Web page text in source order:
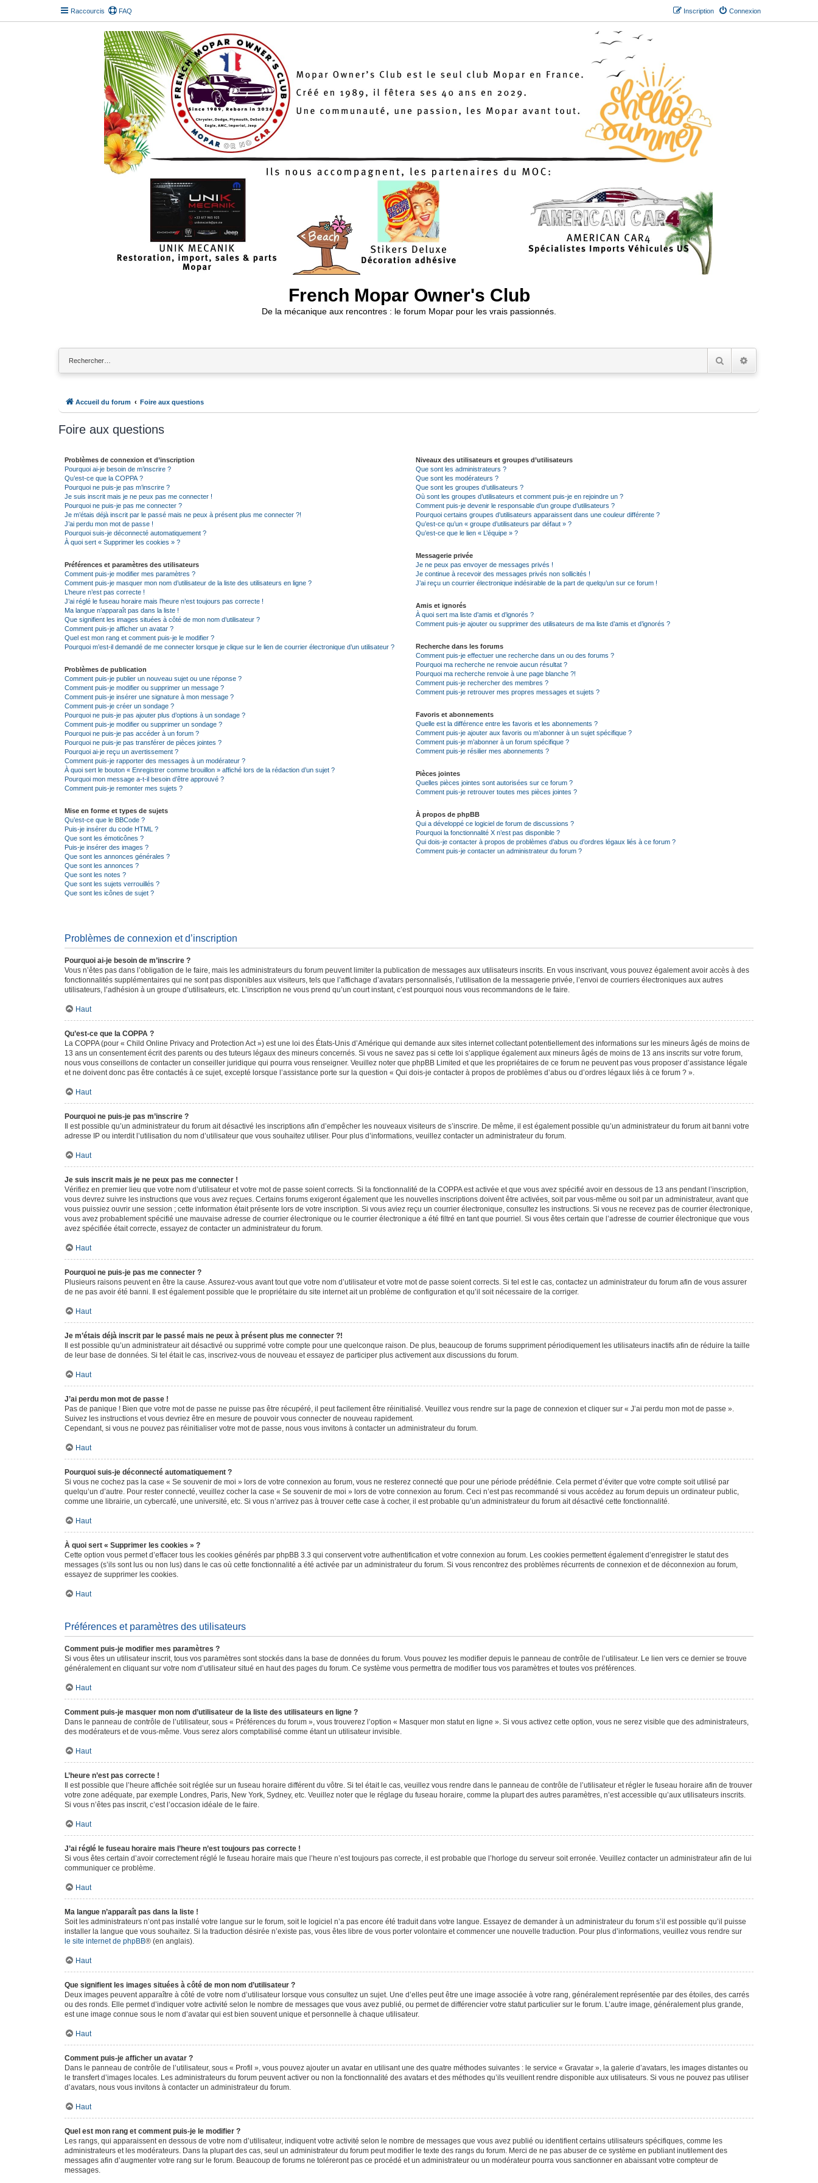
Raccourcis FAQ Connexion
Inscription
French Mopar Owner's Club
De la mécanique aux rencontres : le forum Mopar pour les vrais passionnés.
RechercherRecherche avancée
Accueil du forum Foire aux questions
Foire aux questions
Problèmes de connexion et d’inscription
Pourquoi ai-je besoin de m’inscrire ?
Qu’est-ce que la COPPA ?
Pourquoi ne puis-je pas m’inscrire ?
Je suis inscrit mais je ne peux pas me connecter !
Pourquoi ne puis-je pas me connecter ?
Je m’étais déjà inscrit par le passé mais ne peux à présent plus me connecter ?!
J’ai perdu mon mot de passe !
Pourquoi suis-je déconnecté automatiquement ?
À quoi sert « Supprimer les cookies » ?
Préférences et paramètres des utilisateurs
Comment puis-je modifier mes paramètres ?
Comment puis-je masquer mon nom d’utilisateur de la liste des utilisateurs en ligne ?
L’heure n’est pas correcte !
J’ai réglé le fuseau horaire mais l’heure n’est toujours pas correcte !
Ma langue n’apparaît pas dans la liste !
Que signifient les images situées à côté de mon nom d’utilisateur ?
Comment puis-je afficher un avatar ?
Quel est mon rang et comment puis-je le modifier ?
Pourquoi m’est-il demandé de me connecter lorsque je clique sur le lien de courrier électronique d’un utilisateur ?
Problèmes de publication
Comment puis-je publier un nouveau sujet ou une réponse ?
Comment puis-je modifier ou supprimer un message ?
Comment puis-je insérer une signature à mon message ?
Comment puis-je créer un sondage ?
Pourquoi ne puis-je pas ajouter plus d’options à un sondage ?
Comment puis-je modifier ou supprimer un sondage ?
Pourquoi ne puis-je pas accéder à un forum ?
Pourquoi ne puis-je pas transférer de pièces jointes ?
Pourquoi ai-je reçu un avertissement ?
Comment puis-je rapporter des messages à un modérateur ?
À quoi sert le bouton « Enregistrer comme brouillon » affiché lors de la rédaction d’un sujet ?
Pourquoi mon message a-t-il besoin d’être approuvé ?
Comment puis-je remonter mes sujets ?
Mise en forme et types de sujets
Qu’est-ce que le BBCode ?
Puis-je insérer du code HTML ?
Que sont les émoticônes ?
Puis-je insérer des images ?
Que sont les annonces générales ?
Que sont les annonces ?
Que sont les notes ?
Que sont les sujets verrouillés ?
Que sont les icônes de sujet ?
Niveaux des utilisateurs et groupes d’utilisateurs
Que sont les administrateurs ?
Que sont les modérateurs ?
Que sont les groupes d’utilisateurs ?
Où sont les groupes d’utilisateurs et comment puis-je en rejoindre un ?
Comment puis-je devenir le responsable d’un groupe d’utilisateurs ?
Pourquoi certains groupes d’utilisateurs apparaissent dans une couleur différente ?
Qu’est-ce qu’un « groupe d’utilisateurs par défaut » ?
Qu’est-ce que le lien « L’équipe » ?
Messagerie privée
Je ne peux pas envoyer de messages privés !
Je continue à recevoir des messages privés non sollicités !
J’ai reçu un courrier électronique indésirable de la part de quelqu’un sur ce forum !
Amis et ignorés
À quoi sert ma liste d’amis et d’ignorés ?
Comment puis-je ajouter ou supprimer des utilisateurs de ma liste d’amis et d’ignorés ?
Recherche dans les forums
Comment puis-je effectuer une recherche dans un ou des forums ?
Pourquoi ma recherche ne renvoie aucun résultat ?
Pourquoi ma recherche renvoie à une page blanche ?!
Comment puis-je rechercher des membres ?
Comment puis-je retrouver mes propres messages et sujets ?
Favoris et abonnements
Quelle est la différence entre les favoris et les abonnements ?
Comment puis-je ajouter aux favoris ou m’abonner à un sujet spécifique ?
Comment puis-je m’abonner à un forum spécifique ?
Comment puis-je résilier mes abonnements ?
Pièces jointes
Quelles pièces jointes sont autorisées sur ce forum ?
Comment puis-je retrouver toutes mes pièces jointes ?
À propos de phpBB
Qui a développé ce logiciel de forum de discussions ?
Pourquoi la fonctionnalité X n’est pas disponible ?
Qui dois-je contacter à propos de problèmes d’abus ou d’ordres légaux liés à ce forum ?
Comment puis-je contacter un administrateur du forum ?
Problèmes de connexion et d’inscription
Pourquoi ai-je besoin de m’inscrire ?
Vous n’êtes pas dans l’obligation de le faire, mais les administrateurs du forum peuvent limiter la publication de messages aux utilisateurs inscrits. En vous inscrivant, vous pouvez également avoir accès à des
fonctionnalités supplémentaires qui ne sont pas disponibles aux visiteurs, tels que l’affichage d’avatars personnalisés, l’utilisation de la messagerie privée, l’envoi de courriers électroniques aux autres
utilisateurs, l’adhésion à un groupe d’utilisateurs, etc. L’inscription ne vous prend qu’un court instant, c’est pourquoi nous vous recommandons de le faire.
Haut
Qu’est-ce que la COPPA ?
La COPPA (pour « Child Online Privacy and Protection Act ») est une loi des États-Unis d’Amérique qui demande aux sites internet collectant potentiellement des informations sur les mineurs âgés de moins de
13 ans un consentement écrit des parents ou des tuteurs légaux des mineurs concernés. Si vous ne savez pas si cette loi s’applique également aux mineurs âgés de moins de 13 ans inscrits sur votre forum,
nous vous conseillons de contacter un conseiller juridique qui pourra vous renseigner. Veuillez noter que phpBB Limited et que les propriétaires de ce forum ne peuvent pas vous proposer d’assistance légale
et ne doivent donc pas être contactés à ce sujet, excepté lorsque l’assistance porte sur la question « Qui dois-je contacter à propos de problèmes d’abus ou d’ordres légaux liés à ce forum ? ».
Haut
Pourquoi ne puis-je pas m’inscrire ?
Il est possible qu’un administrateur du forum ait désactivé les inscriptions afin d’empêcher les nouveaux visiteurs de s’inscrire. De même, il est également possible qu’un administrateur du forum ait banni votre
adresse IP ou interdit l’utilisation du nom d’utilisateur que vous souhaitez utiliser. Pour plus d’informations, veuillez contacter un administrateur du forum.
Haut
Je suis inscrit mais je ne peux pas me connecter !
Vérifiez en premier lieu que votre nom d’utilisateur et votre mot de passe soient corrects. Si la fonctionnalité de la COPPA est activée et que vous avez spécifié avoir en dessous de 13 ans pendant l’inscription,
vous devrez suivre les instructions que vous avez reçues. Certains forums exigeront également que les nouvelles inscriptions doivent être activées, soit par vous-même ou soit par un administrateur, avant que
vous puissiez ouvrir une session ; cette information était présente lors de votre inscription. Si vous aviez reçu un courrier électronique, consultez les instructions. Si vous ne recevez pas de courrier électronique,
vous avez probablement spécifié une mauvaise adresse de courrier électronique ou le courrier électronique a été filtré en tant que pourriel. Si vous êtes certain que l’adresse de courrier électronique que vous
avez spécifiée était correcte, essayez de contacter un administrateur du forum.
Haut
Pourquoi ne puis-je pas me connecter ?
Plusieurs raisons peuvent en être la cause. Assurez-vous avant tout que votre nom d’utilisateur et votre mot de passe soient corrects. Si tel est le cas, contactez un administrateur du forum afin de vous assurer
de ne pas avoir été banni. Il est également possible que le propriétaire du site internet ait un problème de configuration et qu’il soit nécessaire de la corriger.
Haut
Je m’étais déjà inscrit par le passé mais ne peux à présent plus me connecter ?!
Il est possible qu’un administrateur ait désactivé ou supprimé votre compte pour une quelconque raison. De plus, beaucoup de forums suppriment périodiquement les utilisateurs inactifs afin de réduire la taille
de leur base de données. Si tel était le cas, inscrivez-vous de nouveau et essayez de participer plus activement aux discussions du forum.
Haut
J’ai perdu mon mot de passe !
Pas de panique ! Bien que votre mot de passe ne puisse pas être récupéré, il peut facilement être réinitialisé. Veuillez vous rendre sur la page de connexion et cliquer sur « J’ai perdu mon mot de passe ».
Suivez les instructions et vous devriez être en mesure de pouvoir vous connecter de nouveau rapidement.
Cependant, si vous ne pouvez pas réinitialiser votre mot de passe, nous vous invitons à contacter un administrateur du forum.
Haut
Pourquoi suis-je déconnecté automatiquement ?
Si vous ne cochez pas la case « Se souvenir de moi » lors de votre connexion au forum, vous ne resterez connecté que pour une période prédéfinie. Cela permet d’éviter que votre compte soit utilisé par
quelqu’un d’autre. Pour rester connecté, veuillez cocher la case « Se souvenir de moi » lors de votre connexion au forum. Ceci n’est pas recommandé si vous accédez au forum depuis un ordinateur public,
comme une librairie, un cybercafé, une université, etc. Si vous n’arrivez pas à trouver cette case à cocher, il est probable qu’un administrateur du forum ait désactivé cette fonctionnalité.
Haut
À quoi sert « Supprimer les cookies » ?
Cette option vous permet d’effacer tous les cookies générés par phpBB 3.3 qui conservent votre authentification et votre connexion au forum. Les cookies permettent également d’enregistrer le statut des
messages (s’ils sont lus ou non lus) dans le cas où cette fonctionnalité a été activée par un administrateur du forum. Si vous rencontrez des problèmes récurrents de connexion et de déconnexion au forum,
essayez de supprimer les cookies.
Haut
Préférences et paramètres des utilisateurs
Comment puis-je modifier mes paramètres ?
Si vous êtes un utilisateur inscrit, tous vos paramètres sont stockés dans la base de données du forum. Vous pouvez les modifier depuis le panneau de contrôle de l’utilisateur. Le lien vers ce dernier se trouve
généralement en cliquant sur votre nom d’utilisateur situé en haut des pages du forum. Ce système vous permettra de modifier tous vos paramètres et toutes vos préférences.
Haut
Comment puis-je masquer mon nom d’utilisateur de la liste des utilisateurs en ligne ?
Dans le panneau de contrôle de l’utilisateur, sous « Préférences du forum », vous trouverez l’option « Masquer mon statut en ligne ». Si vous activez cette option, vous ne serez visible que des administrateurs,
des modérateurs et de vous-même. Vous serez alors comptabilisé comme étant un utilisateur invisible.
Haut
L’heure n’est pas correcte !
Il est possible que l’heure affichée soit réglée sur un fuseau horaire différent du vôtre. Si tel était le cas, veuillez vous rendre dans le panneau de contrôle de l’utilisateur et régler le fuseau horaire afin de trouver
votre zone adéquate, par exemple Londres, Paris, New York, Sydney, etc. Veuillez noter que le réglage du fuseau horaire, comme la plupart des autres paramètres, n’est accessible qu’aux utilisateurs inscrits.
Si vous n’êtes pas inscrit, c’est l’occasion idéale de le faire.
Haut
J’ai réglé le fuseau horaire mais l’heure n’est toujours pas correcte !
Si vous êtes certain d’avoir correctement réglé le fuseau horaire mais que l’heure n’est toujours pas correcte, il est probable que l’horloge du serveur soit erronée. Veuillez contacter un administrateur afin de lui
communiquer ce problème.
Haut
Ma langue n’apparaît pas dans la liste !
Soit les administrateurs n’ont pas installé votre langue sur le forum, soit le logiciel n’a pas encore été traduit dans votre langue. Essayez de demander à un administrateur du forum s’il est possible qu’il puisse
installer la langue que vous souhaitez. Si la traduction désirée n’existe pas, vous êtes libre de vous porter volontaire et commencer une nouvelle traduction. Pour plus d’informations, veuillez vous rendre sur
le site internet de phpBB® (en anglais).
Haut
Que signifient les images situées à côté de mon nom d’utilisateur ?
Deux images peuvent apparaître à côté de votre nom d’utilisateur lorsque vous consultez un sujet. Une d’elles peut être une image associée à votre rang, généralement représentée par des étoiles, des carrés
ou des ronds. Elle permet d’indiquer votre activité selon le nombre de messages que vous avez publié, ou permet de différencier votre statut particulier sur le forum. L’autre image, généralement plus grande,
est une image connue sous le nom d’avatar qui est bien souvent unique et personnelle à chaque utilisateur.
Haut
Comment puis-je afficher un avatar ?
Dans le panneau de contrôle de l’utilisateur, sous « Profil », vous pouvez ajouter un avatar en utilisant une des quatre méthodes suivantes : le service « Gravatar », la galerie d’avatars, les images distantes ou
le transfert d’images locales. Les administrateurs du forum peuvent activer ou non la fonctionnalité des avatars et des méthodes qu’ils veuillent rendre disponible aux utilisateurs. Si vous ne pouvez pas utiliser
d’avatars, nous vous invitons à contacter un administrateur du forum.
Haut
Quel est mon rang et comment puis-je le modifier ?
Les rangs, qui apparaissent en dessous de votre nom d’utilisateur, indiquent votre activité selon le nombre de messages que vous avez publié ou identifient certains utilisateurs spécifiques, comme les
administrateurs et les modérateurs. Dans la plupart des cas, seul un administrateur du forum peut modifier le texte des rangs du forum. Merci de ne pas abuser de ce système en publiant inutilement des
messages afin d’augmenter votre rang sur le forum. Beaucoup de forums ne toléreront pas ce procédé et un administrateur ou un modérateur pourra vous sanctionner en abaissant votre compteur de
messages.